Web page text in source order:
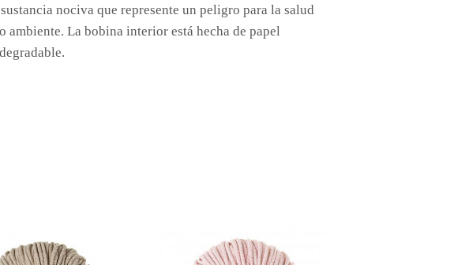
nociva que represente un peligro para la salud
ambiente. La bobina interior está hecha de papel